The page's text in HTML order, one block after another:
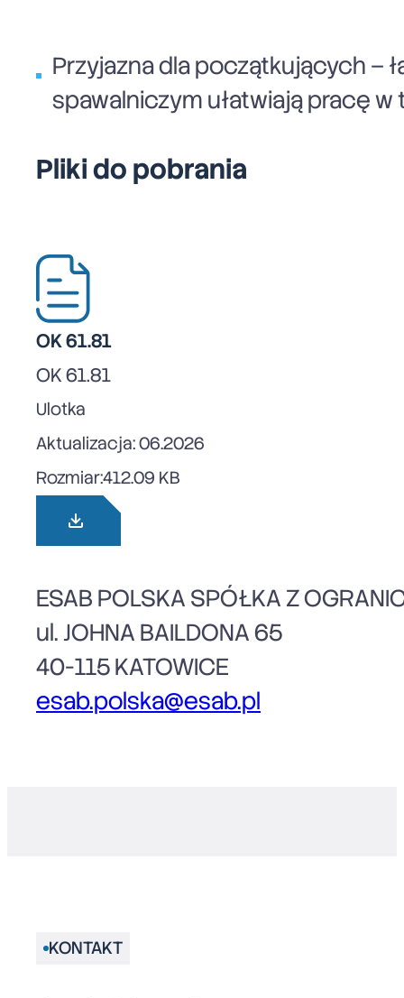
Przyjazna dla początkujących –
spawalniczym ułatwiają pracę
Pliki do pobrania
OK 61.81
OK 61.81
Ulotka
Aktualizacja: 06.2026
Rozmiar:412.09 KB
ESAB POLSKA SPÓŁKA Z
ul. JOHNA BAILDONA 65
40-115 KATOWICE
esab.polska@esab.pl
KONTAKT